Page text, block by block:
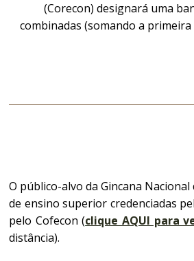
(Corecon) designará uma
combinadas (somando a
O público-alvo da Gincana
de ensino superior credenciadas
pelo Cofecon (clique AQUI para
distância).